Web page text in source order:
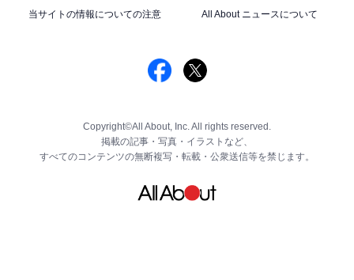
当サイトの情報についての注意
All About ニュースについて
Copyright©All About, Inc. All rights reserved.
掲載の記事・写真・イラストなど、
すべてのコンテンツの無断複写・転載・公衆送信等を禁じます。